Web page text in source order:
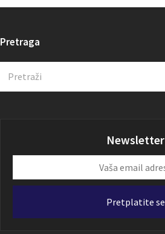
Pretraga
Newsletter
email
Pretplatite se